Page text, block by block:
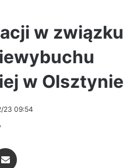
w związku
w Olsztynie
23 09:54